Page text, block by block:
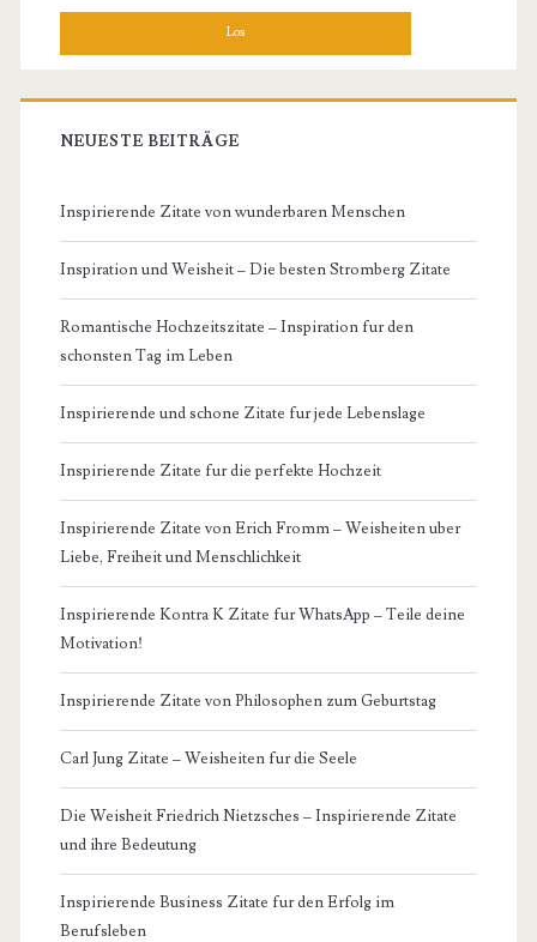
NEUESTE BEITRÄGE
Inspirierende Zitate von wunderbaren Menschen
Inspiration und Weisheit – Die besten Stromberg Zitate
Romantische Hochzeitszitate – Inspiration fur den
schonsten Tag im Leben
Inspirierende und schone Zitate fur jede Lebenslage
Inspirierende Zitate fur die perfekte Hochzeit
Inspirierende Zitate von Erich Fromm – Weisheiten uber
Liebe, Freiheit und Menschlichkeit
Inspirierende Kontra K Zitate fur WhatsApp – Teile deine
Motivation!
Inspirierende Zitate von Philosophen zum Geburtstag
Carl Jung Zitate – Weisheiten fur die Seele
Die Weisheit Friedrich Nietzsches – Inspirierende Zitate
und ihre Bedeutung
Inspirierende Business Zitate fur den Erfolg im
Berufsleben